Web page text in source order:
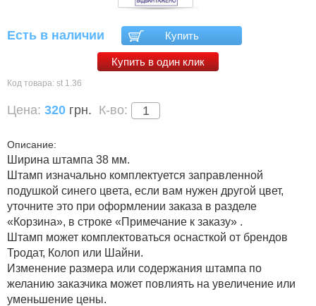
Есть в наличии Купить
Купить в один клик
Код товара: st 1.36
Цена: 320 грн. К-во:
Описание:
Ширина штампа 38 мм.
Штамп изначально комплектуется заправленной
подушкой синего цвета, если вам нужен другой цвет,
уточните это при оформлении заказа в разделе
«Корзина», в строке «Примечание к заказу» .
Штамп может комплектоваться оснасткой от брендов
Тродат, Колоп или Шайни.
Изменение размера или содержания штампа по
желанию заказчика может повлиять на увеличение или
уменьшение цены.